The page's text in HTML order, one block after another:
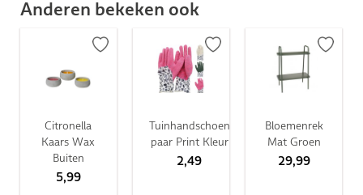
Anderen bekeken ook
Citronella
Kaars Wax
Buiten
5,99
Tuinhandschoen
paar Print Kleur
2,49
Bloemenrek
Mat Groen
29,99